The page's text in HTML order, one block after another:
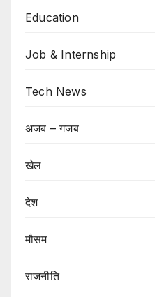
Education
Job & Internship
Tech News
अजब – गजब
खेल
देश
मौसम
राजनीति